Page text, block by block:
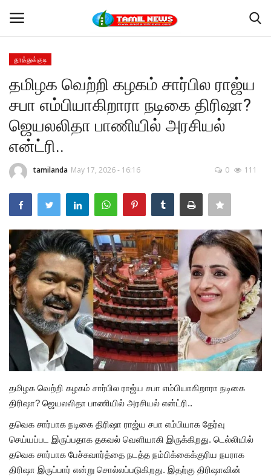
Home
தூத்துக்குடி
Contact
தமிழ்நாடு
இந்தியா
உலகம்
அரசியல்
தூத்துக்குடி
தமிழக வெற்றி கழகம் சார்பில ராஜ்ய
சபா எம்பியாகிறாரா நடிகை திரிஷா?
ஜெயலலிதா பாணியில் அரசியல்
என்ட்ரி..
tamilanda May 17, 2026 - 16:16 0 111
தமிழக வெற்றி கழகம் சார்பில ராஜ்ய சபா எம்பியாகிறாரா நடிகை
திரிஷா? ஜெயலலிதா பாணியில் அரசியல் என்ட்ரி..
தவெக சார்பாக நடிகை திரிஷா ராஜ்ய சபா எம்பியாக தேர்வு
செய்யப்பட இருப்பதாக தகவல் வெளியாகி இருக்கிறது. டெல்லியில்
தவெக சார்பாக பேச்சுவார்த்தை நடத்த நம்பிக்கைக்குரிய நபராக
திரிஷா இருப்பார் என்று சொல்லப்படுகிறது. இதற்கு திரிஷாவின்